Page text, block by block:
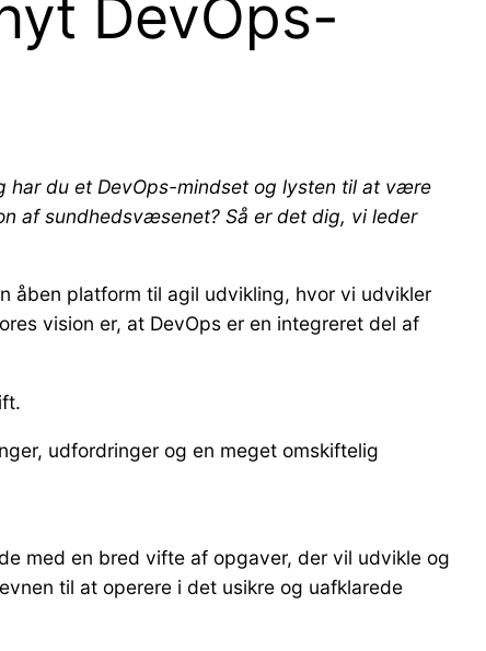
DevOps-
har du et DevOps-mindset og lysten til at være
af sundhedsvæsenet? Så er det dig, vi leder
åben platform til agil udvikling, hvor vi udvikler
vision er, at DevOps er en integreret del af
udfordringer og en meget omskiftelig
med en bred vifte af opgaver, der vil udvikle og
til at operere i det usikre og uafklarede